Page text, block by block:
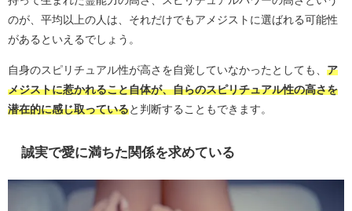
のが、平均以上の人は、それだけでもアメジストに選ばれる可能性
があるといえるでしょう。
自身のスピリチュアル性が高さを自覚していなかったとしても、 ア
メジストに惹かれること自体が、自らのスピリチュアル性の高さを
潜在的に感じ取っていると判断することもできます。
誠実で愛に満ちた関係を求めている